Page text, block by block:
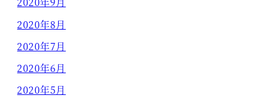
2020年8月
2020年7月
2020年6月
2020年5月